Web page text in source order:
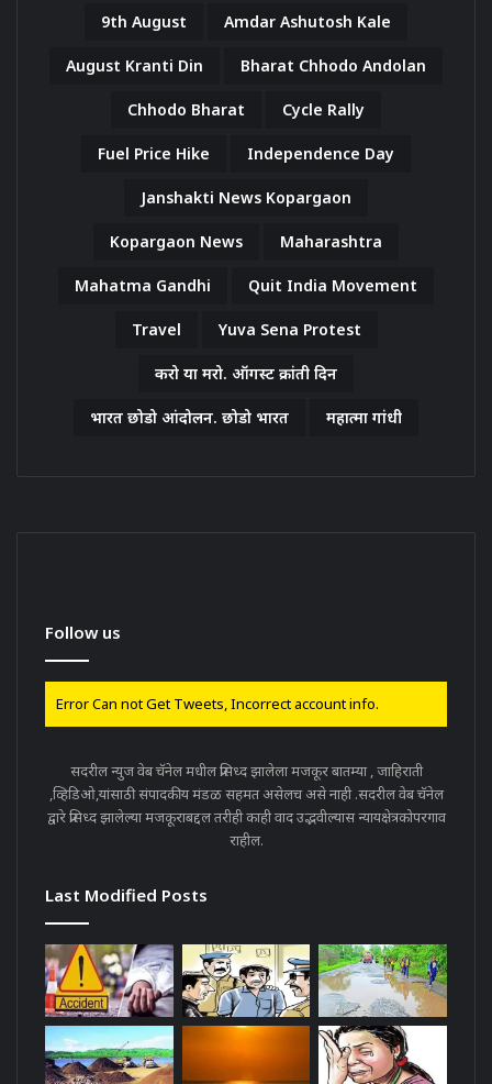
9th August Amdar Ashutosh Kale
August Kranti Din Bharat Chhodo Andolan
Chhodo Bharat Cycle Rally
Fuel Price Hike Independence Day
Janshakti News Kopargaon
Kopargaon News Maharashtra
Mahatma Gandhi Quit India Movement
Travel Yuva Sena Protest
करो या मरो. ऑगस्ट क्रांती दिन
भारत छोडो आंदोलन. छोडो भारत महात्मा गांधी
Follow us
Error Can not Get Tweets, Incorrect account info.
सदरील न्युज वेब चॅनेल मधील प्रसिध्द झालेला मजकूर बातम्या , जाहिराती
,व्हिडिओ,यांसाठी संपादकीय मंडळ सहमत असेलच असे नाही .सदरील वेब चॅनेल
द्वारे प्रसिध्द झालेल्या मजकूराबद्दल तरीही काही वाद उद्भवील्यास न्यायक्षेत्रकोपरगाव
राहील.
Last Modified Posts